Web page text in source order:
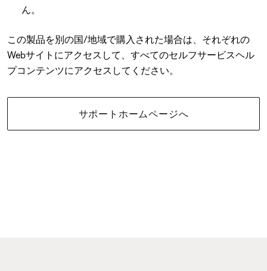
ん。
この製品を別の国/地域で購入された場合は、それぞれの
Webサイトにアクセスして、すべてのセルフサービスヘル
プコンテンツにアクセスしてください。
サポートホームページへ